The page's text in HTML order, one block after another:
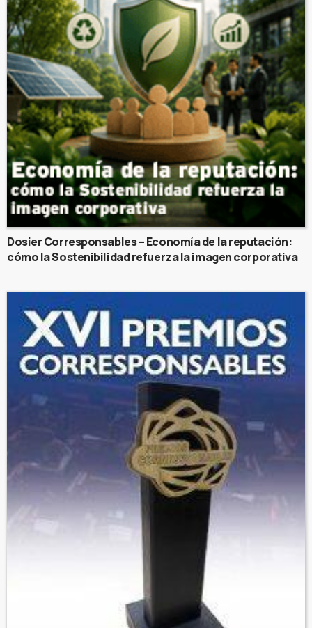
Dosier Corresponsables – Economía de la reputación:
cómo la Sostenibilidad refuerza la imagen corporativa